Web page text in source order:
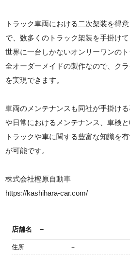
トラック車両における二次架装を得
で、数多くのトラック架装を手掛けて
世界に一台しかないオンリーワンの
全オーダーメイドの製作なので、ク
を実現できます。
車両のメンテナンスも同社が手掛け
や日常におけるメンテナンス、車検と
トラックや車に関する豊富な知識を
が可能です。
株式会社樫原自動車
https://kashihara-car.com/
店舗名 －
住所 －